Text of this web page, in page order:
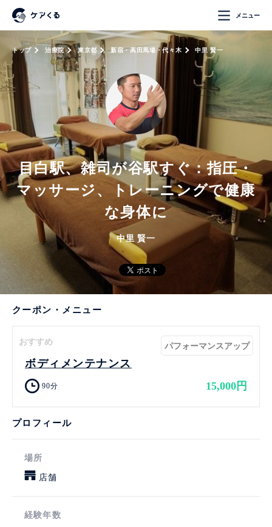
メニュー
トップ 治療院 東京都 新宿・高田馬場・代々木 中里 賢一
目白駅、雑司が谷駅すぐ：指圧・
マッサージ、トレーニングで健康
な身体に
中里 賢一
クーポン・メニュー
おすすめ
パフォーマンスアップ
ボディメンテナンス
90分 15,000円
プロフィール
場所
店舗
経験年数